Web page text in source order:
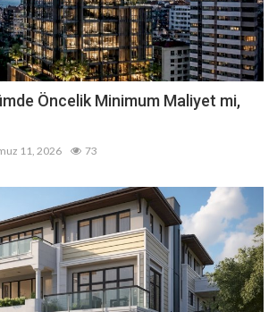
Öncelik Minimum Maliyet mi,
11, 2026 73